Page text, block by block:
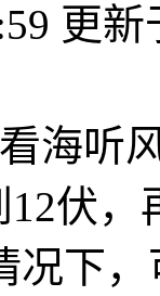
更新
海听
伏
况下